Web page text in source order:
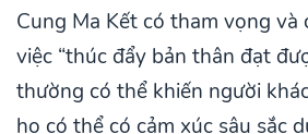
Cung Ma Kết có tham vọng và
việc “thúc đẩy bản thân đạt
thường có thể khiến người
họ có thể có cảm xúc sâu sắc